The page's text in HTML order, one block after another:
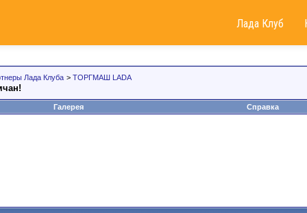
Лада Клуб
Лада Клуба > ТОРГМАШ LADA
Галерея Справка